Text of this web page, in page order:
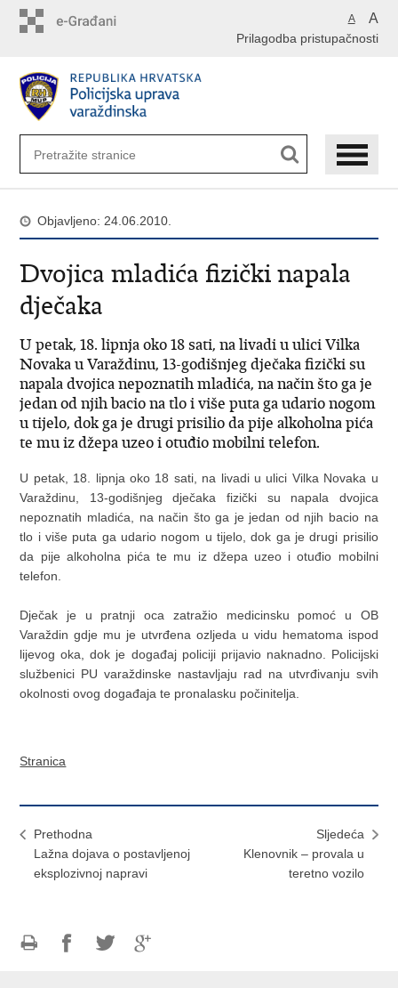
A A
Prilagodba pristupačnosti
Objavljeno: 24.06.2010.
Dvojica mladića fizički napala
dječaka
U petak, 18. lipnja oko 18 sati, na livadi u ulici Vilka
Novaka u Varaždinu, 13-godišnjeg dječaka fizički su
napala dvojica nepoznatih mladića, na način što ga je
jedan od njih bacio na tlo i više puta ga udario nogom
u tijelo, dok ga je drugi prisilio da pije alkoholna pića
te mu iz džepa uzeo i otuđio mobilni telefon.
U petak, 18. lipnja oko 18 sati, na livadi u ulici Vilka Novaka u
Varaždinu, 13-godišnjeg dječaka fizički su napala dvojica
nepoznatih mladića, na način što ga je jedan od njih bacio na
tlo i više puta ga udario nogom u tijelo, dok ga je drugi prisilio
da pije alkoholna pića te mu iz džepa uzeo i otuđio mobilni
telefon.
Dječak je u pratnji oca zatražio medicinsku pomoć u OB
Varaždin gdje mu je utvrđena ozljeda u vidu hematoma ispod
lijevog oka, dok je događaj policiji prijavio naknadno.
Policijski
službenici PU varaždinske nastavljaju rad na utvrđivanju svih
okolnosti ovog događaja te pronalasku počinitelja.
Stranica
Prethodna
Lažna dojava o postavljenoj
eksplozivnoj napravi
Sljedeća
Klenovnik – provala u
teretno vozilo